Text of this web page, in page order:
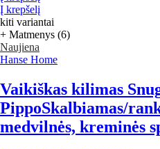
Į krepšelį
kiti variantai
+ Matmenys (6)
Naujiena
Hanse Home
Vaikiškas kilimas
PippoSkalbiamas/
medvilnės, kreminės